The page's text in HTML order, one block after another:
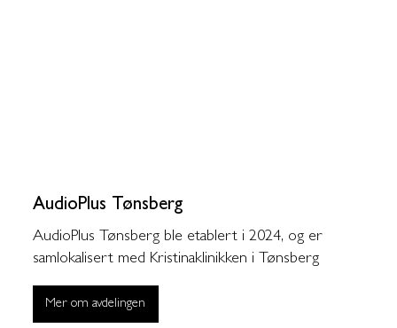
AudioPlus Tønsberg
AudioPlus Tønsberg ble etablert i 2024, og er
samlokalisert med Kristinaklinikken i Tønsberg
Mer om avdelingen